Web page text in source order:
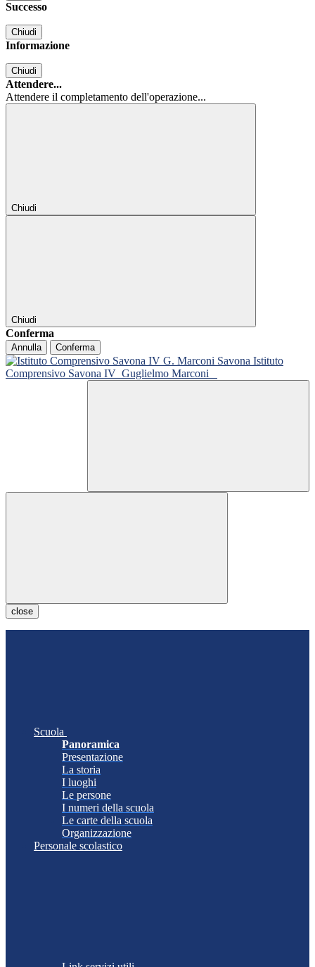
Successo
Chiudi
Informazione
Chiudi
Attendere...
Attendere il completamento dell'operazione...
Chiudi
Chiudi
Conferma
Annulla Conferma
Istituto
Comprensivo Savona IV Guglielmo Marconi
close
Scuola
Panoramica
Presentazione
La storia
I luoghi
Le persone
I numeri della scuola
Le carte della scuola
Organizzazione
Personale scolastico